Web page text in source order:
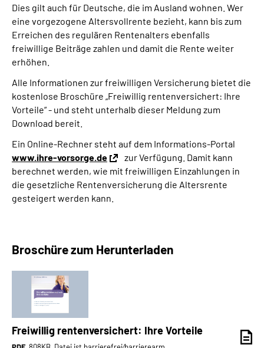
Dies gilt auch für Deutsche, die im Ausland wohnen. Wer
eine vorgezogene Altersvollrente bezieht, kann bis zum
Erreichen des regulären Rentenalters ebenfalls
freiwillige Beiträge zahlen und damit die Rente weiter
erhöhen.
Alle Informationen zur freiwilligen Versicherung bietet die
kostenlose Broschüre „Freiwillig rentenversichert: Ihre
Vorteile“ - und steht unterhalb dieser Meldung zum
Download bereit.
Ein Online-Rechner steht auf dem Informations-Portal
www.ihre-vorsorge.de
zur Verfügung. Damit kann
berechnet werden, wie mit freiwilligen Einzahlungen in
die gesetzliche Rentenversicherung die Altersrente
gesteigert werden kann.
Broschüre zum Herunterladen
Freiwillig rentenversichert: Ihre Vorteile